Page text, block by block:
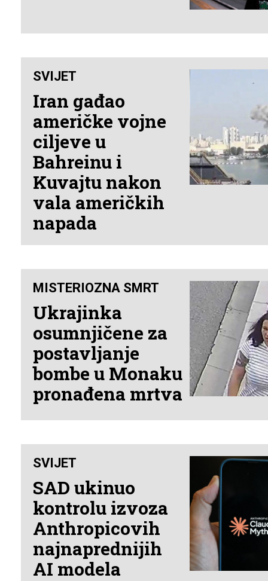
SVIJET
Iran gađao
američke vojne
ciljeve u
Bahreinu i
Kuvajtu nakon
vala američkih
napada
MISTERIOZNA SMRT
Ukrajinka
osumnjičene za
postavljanje
bombe u Monaku
pronađena mrtva
SVIJET
SAD ukinuo
kontrolu izvoza
Anthropicovih
najnaprednijih
AI modela